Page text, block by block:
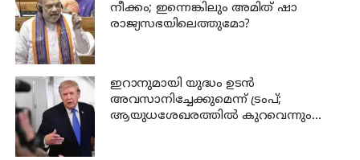
നീക്കം; ഇന്നെങ്കിലും അമിത് ഷാ
രാജ്യസഭയിലെത്തുമോ?
ഇറാനുമായി യുദ്ധം ഉടൻ
അവസാനിച്ചേക്കുമെന്ന് ട്രംപ്;
ആയുധശേഖരത്തിൽ കുറവെന്നും